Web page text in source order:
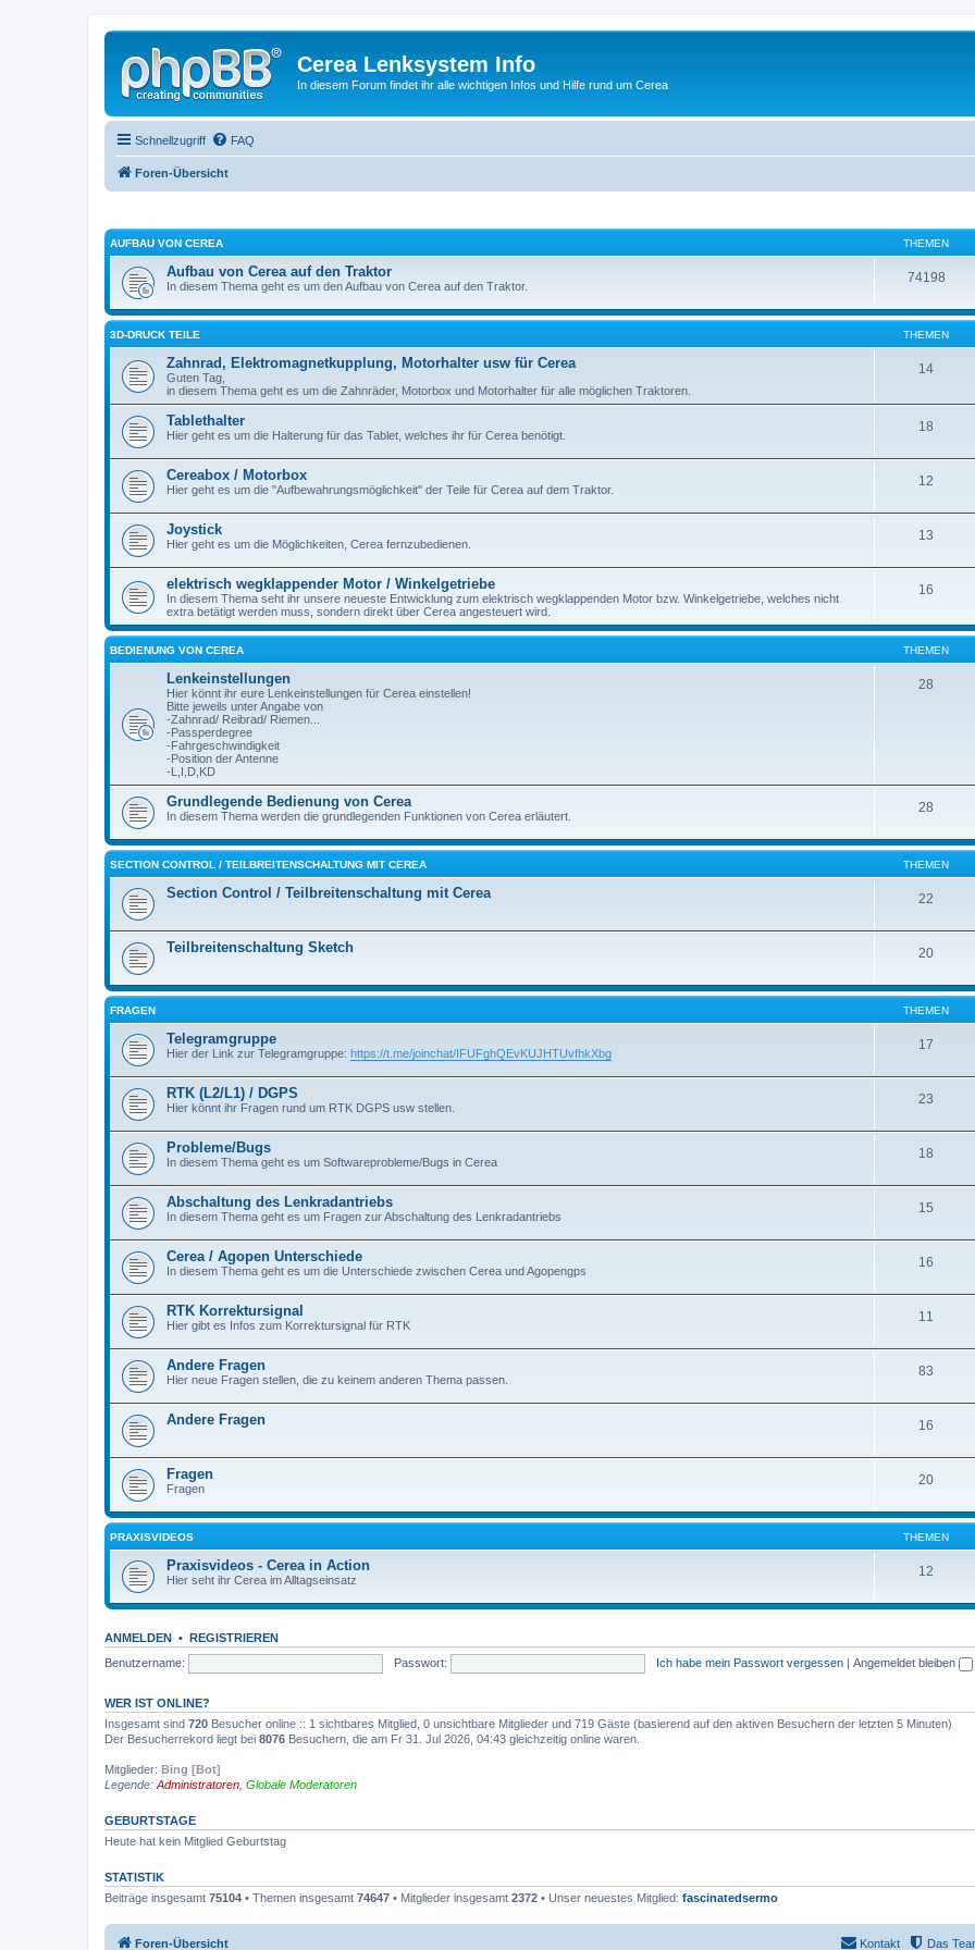
Cerea Lenksystem Info
In diesem Forum findet ihr alle wichtigen Infos und Hilfe rund um Cerea
Schnellzugriff FAQ
Foren-Übersicht
AUFBAU VON CEREA THEMEN
Aufbau von Cerea auf den Traktor
In diesem Thema geht es um den Aufbau von Cerea auf den Traktor.
74198
3D-DRUCK TEILE THEMEN
Zahnrad, Elektromagnetkupplung, Motorhalter usw für Cerea
Guten Tag,
in diesem Thema geht es um die Zahnräder, Motorbox und Motorhalter für alle möglichen Traktoren.
14
Tablethalter
Hier geht es um die Halterung für das Tablet, welches ihr für Cerea benötigt.
18
Cereabox / Motorbox
Hier geht es um die "Aufbewahrungsmöglichkeit" der Teile für Cerea auf dem Traktor.
12
Joystick
Hier geht es um die Möglichkeiten, Cerea fernzubedienen.
13
elektrisch wegklappender Motor / Winkelgetriebe
In diesem Thema seht ihr unsere neueste Entwicklung zum elektrisch wegklappenden Motor bzw. Winkelgetriebe, welches nicht
extra betätigt werden muss, sondern direkt über Cerea angesteuert wird.
16
BEDIENUNG VON CEREA THEMEN
Lenkeinstellungen
Hier könnt ihr eure Lenkeinstellungen für Cerea einstellen!
Bitte jeweils unter Angabe von
-Zahnrad/ Reibrad/ Riemen...
-Passperdegree
-Fahrgeschwindigkeit
-Position der Antenne
-L,I,D,KD
28
Grundlegende Bedienung von Cerea
In diesem Thema werden die grundlegenden Funktionen von Cerea erläutert.
28
SECTION CONTROL / TEILBREITENSCHALTUNG MIT CEREA THEMEN
Section Control / Teilbreitenschaltung mit Cerea 22
Teilbreitenschaltung Sketch 20
FRAGEN THEMEN
Telegramgruppe
Hier der Link zur Telegramgruppe: https://t.me/joinchat/IFUFghQEvKUJHTUvfhkXbg
17
RTK (L2/L1) / DGPS
Hier könnt ihr Fragen rund um RTK DGPS usw stellen.
23
Probleme/Bugs
In diesem Thema geht es um Softwareprobleme/Bugs in Cerea
18
Abschaltung des Lenkradantriebs
In diesem Thema geht es um Fragen zur Abschaltung des Lenkradantriebs
15
Cerea / Agopen Unterschiede
In diesem Thema geht es um die Unterschiede zwischen Cerea und Agopengps
16
RTK Korrektursignal
Hier gibt es Infos zum Korrektursignal für RTK
11
Andere Fragen
Hier neue Fragen stellen, die zu keinem anderen Thema passen.
83
Andere Fragen 16
Fragen
Fragen
20
PRAXISVIDEOS THEMEN
Praxisvideos - Cerea in Action
Hier seht ihr Cerea im Alltagseinsatz
12
ANMELDEN • REGISTRIEREN
Benutzername:
Passwort: Ich habe mein Passwort vergessen | Angemeldet bleiben
WER IST ONLINE?
Insgesamt sind 720 Besucher online :: 1 sichtbares Mitglied, 0 unsichtbare Mitglieder und 719 Gäste (basierend auf den aktiven Besuchern der letzten 5 Minuten)
Der Besucherrekord liegt bei 8076 Besuchern, die am Fr 31. Jul 2026, 04:43 gleichzeitig online waren.
Mitglieder: Bing [Bot]
Legende: Administratoren Globale Moderatoren
GEBURTSTAGE
Heute hat kein Mitglied Geburtstag
STATISTIK
Beiträge insgesamt 75104 • Themen insgesamt 74647 • Mitglieder insgesamt 2372 • Unser neuestes Mitglied: fascinatedsermo
Foren-Übersicht Das
Kontakt